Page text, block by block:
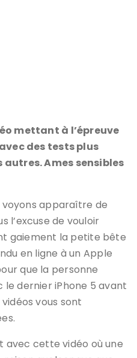
mettant à l’épreuve
des tests plus
autres. Ames sensibles
voyons apparaître de
l’excuse de vouloir
gaiement la petite bête
en ligne à un Apple
que la personne
dernier iPhone 5 avant
vous sont
avec cette vidéo où une